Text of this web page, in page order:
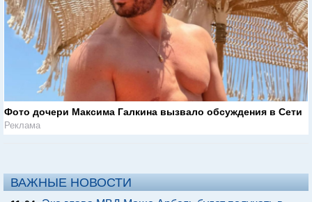
Фото дочери Максима Галкина вызвало обсуждения в Сети
Реклама
ВАЖНЫЕ НОВОСТИ